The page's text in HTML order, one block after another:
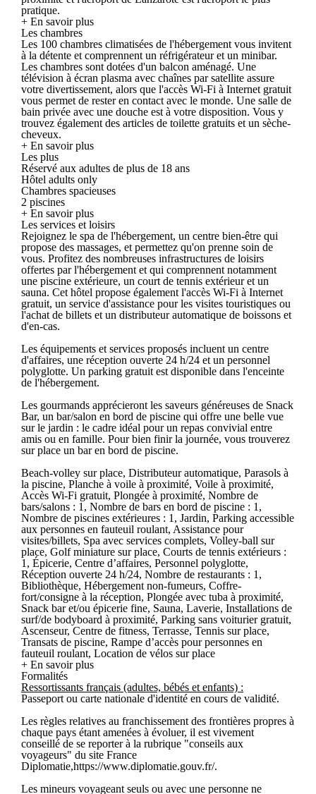
pratique.
+ En savoir plus
Les chambres
Les 100 chambres climatisées de l'hébergement vous invitent
à la détente et comprennent un réfrigérateur et un minibar.
Les chambres sont dotées d'un balcon aménagé. Une
télévision à écran plasma avec chaînes par satellite assure
votre divertissement, alors que l'accès Wi-Fi à Internet gratuit
vous permet de rester en contact avec le monde. Une salle de
bain privée avec une douche est à votre disposition. Vous y
trouvez également des articles de toilette gratuits et un sèche-
cheveux.
+ En savoir plus
Les plus
Réservé aux adultes de plus de 18 ans
Hôtel adults only
Chambres spacieuses
2 piscines
+ En savoir plus
Les services et loisirs
Rejoignez le spa de l'hébergement, un centre bien-être qui
propose des massages, et permettez qu'on prenne soin de
vous. Profitez des nombreuses infrastructures de loisirs
offertes par l'hébergement et qui comprennent notamment
une piscine extérieure, un court de tennis extérieur et un
sauna. Cet hôtel propose également l'accès Wi-Fi à Internet
gratuit, un service d'assistance pour les visites touristiques ou
l'achat de billets et un distributeur automatique de boissons et
d'en-cas.
Les équipements et services proposés incluent un centre
d'affaires, une réception ouverte 24 h/24 et un personnel
polyglotte. Un parking gratuit est disponible dans l'enceinte
de l'hébergement.
Les gourmands apprécieront les saveurs généreuses de Snack
Bar, un bar/salon en bord de piscine qui offre une belle vue
sur le jardin : le cadre idéal pour un repas convivial entre
amis ou en famille. Pour bien finir la journée, vous trouverez
sur place un bar en bord de piscine.
Beach-volley sur place, Distributeur automatique, Parasols à
la piscine, Planche à voile à proximité, Voile à proximité,
Accès Wi-Fi gratuit, Plongée à proximité, Nombre de
bars/salons : 1, Nombre de bars en bord de piscine : 1,
Nombre de piscines extérieures : 1, Jardin, Parking accessible
aux personnes en fauteuil roulant, Assistance pour
visites/billets, Spa avec services complets, Volley-ball sur
place, Golf miniature sur place, Courts de tennis extérieurs :
1, Épicerie, Centre d’affaires, Personnel polyglotte,
Réception ouverte 24 h/24, Nombre de restaurants : 1,
Bibliothèque, Hébergement non-fumeurs, Coffre-
fort/consigne à la réception, Plongée avec tuba à proximité,
Snack bar et/ou épicerie fine, Sauna, Laverie, Installations de
surf/de bodyboard à proximité, Parking sans voiturier gratuit,
Ascenseur, Centre de fitness, Terrasse, Tennis sur place,
Transats de piscine, Rampe d’accès pour personnes en
fauteuil roulant, Location de vélos sur place
+ En savoir plus
Formalités
Ressortissants français (adultes, bébés et enfants) :
Passeport ou carte nationale d'identité en cours de validité.
Les règles relatives au franchissement des frontières propres à
chaque pays étant amenées à évoluer, il est vivement
conseillé de se reporter à la rubrique "conseils aux
voyageurs" du site France
Diplomatie,https://www.diplomatie.gouv.fr/.
Les mineurs voyageant seuls ou avec une personne ne